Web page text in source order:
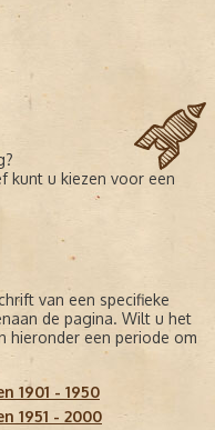
kunt u kiezen voor een
van een specifieke
de pagina. Wilt u het
hieronder een periode om
1901 - 1950
1951 - 2000